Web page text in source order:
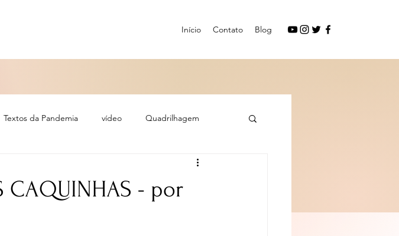
Início Contato Blog
Textos da Pandemia vídeo Quadrilhagem
CAQUINHAS - por